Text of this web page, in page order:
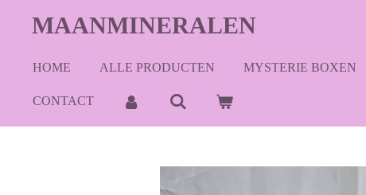
directMAANMINERALEN
HOME ALLE PRODUCTEN MYSTERIE BOXEN
CONTACT